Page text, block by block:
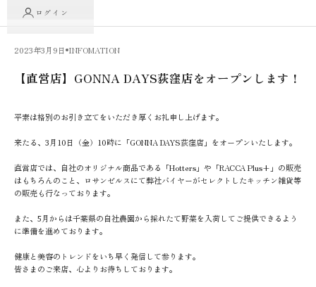
ログイン
2023年3月9日 INFOMATION
【直営店】GONNA DAYS荻窪店をオープンします！
平素は格別のお引き立てをいただき厚くお礼申し上げます。
来たる、3月10日（金）10時に「GONNA DAYS荻窪店」をオープンいたします。
直営店では、自社のオリジナル商品である「Hotters」や「RACCA Plus+」の販売
はもちろんのこと、ロサンゼルスにて弊社バイヤーがセレクトしたキッチン雑貨等
の販売も行なっております。
また、5月からは千葉県の自社農園から採れたて野菜を入荷してご提供できるよう
に準備を進めております。
健康と美容のトレンドをいち早く発信して参ります。
皆さまのご来店、心よりお待ちしております。